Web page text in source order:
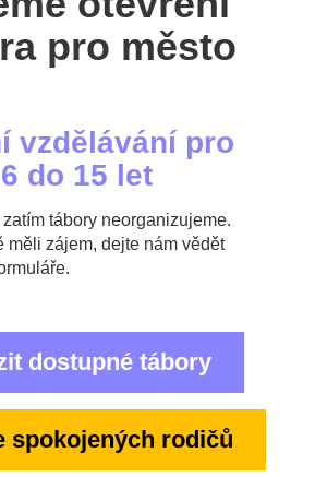
pro město
vzdělávání pro
do 15 let
tábory neorganizujeme.
měli zájem, dejte nám vědět
dostupné tábory
spokojených rodičů